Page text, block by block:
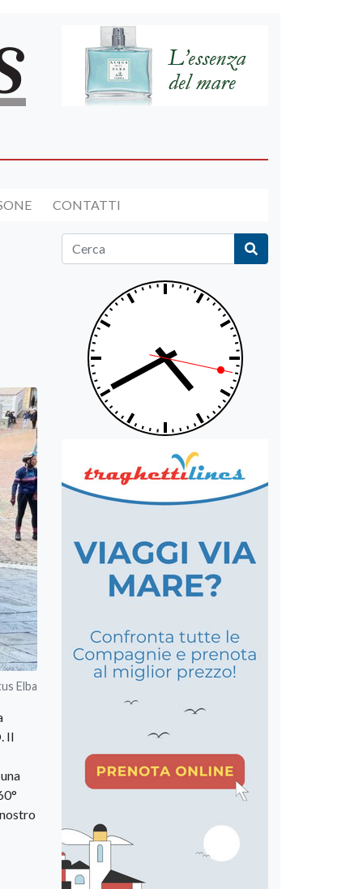
CONTATTI
Elba
Il